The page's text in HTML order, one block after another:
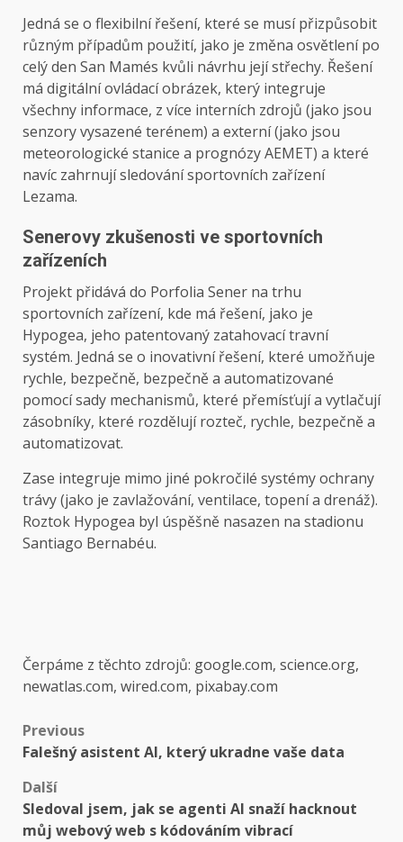
Jedná se o flexibilní řešení, které se musí přizpůsobit
různým případům použití, jako je změna osvětlení po
celý den San Mamés kvůli návrhu její střechy. Řešení
má digitální ovládací obrázek, který integruje
všechny informace, z více interních zdrojů (jako jsou
senzory vysazené terénem) a externí (jako jsou
meteorologické stanice a prognózy AEMET) a které
navíc zahrnují sledování sportovních zařízení
Lezama.
Senerovy zkušenosti ve sportovních
zařízeních
Projekt přidává do Porfolia Sener na trhu
sportovních zařízení, kde má řešení, jako je
Hypogea, jeho patentovaný zatahovací travní
systém. Jedná se o inovativní řešení, které umožňuje
rychle, bezpečně, bezpečně a automatizované
pomocí sady mechanismů, které přemísťují a vytlačují
zásobníky, které rozdělují rozteč, rychle, bezpečně a
automatizovat.
Zase integruje mimo jiné pokročilé systémy ochrany
trávy (jako je zavlažování, ventilace, topení a drenáž).
Roztok Hypogea byl úspěšně nasazen na stadionu
Santiago Bernabéu.
Čerpáme z těchto zdrojů: google.com, science.org,
newatlas.com, wired.com, pixabay.com
Post
navigation
Previous
Falešný asistent AI, který ukradne vaše data
Další
Sledoval jsem, jak se agenti AI snaží hacknout
můj webový web s kódováním vibrací